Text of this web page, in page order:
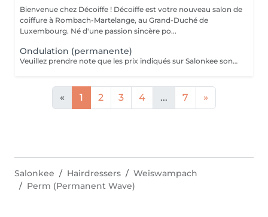
Bienvenue chez Décoiffe ! Décoiffe est votre nouveau salon de
coiffure à Rombach-Martelange, au Grand-Duché de
Luxembourg. Né d'une passion sincère po...
Ondulation (permanente)
Veuillez prendre note que les prix indiqués sur Salonkee sont communiqués à titre informatif et s'entendent de base. Ces derniers sont susceptibles de varier selon le diagnostic réalisé à votre arrivée au salon et l'expertise du professionnel à qui vous confiez votre beauté. Dans tous les cas, un devis précis vous sera proposé et toutes réalisations de prestations seront effectuées avec votre accord. Un grand merci d'avance pour votre compréhension. Au plaisir de vous recevoir très vite.
« 1 2 3 4 ... 7 »
Salonkee Hairdressers
Weiswampach
Perm (Permanent Wave)